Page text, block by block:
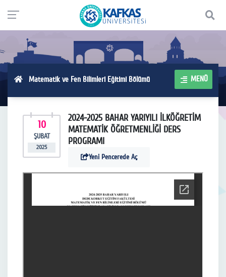
Matematik ve Fen Bilimleri Eğitimi Bölümü MENÜ
10
ŞUBAT
2025
2024-2025 BAHAR YARIYILI İLKÖĞRETİM
MATEMATİK ÖĞRETMENLİĞİ DERS
PROGRAMI
Yeni Pencerede Aç